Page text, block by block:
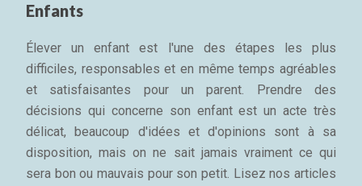
Enfants
Élever un enfant est l'une des étapes les plus
difficiles, responsables et en même temps agréables
et satisfaisantes pour un parent. Prendre des
décisions qui concerne son enfant est un acte très
délicat, beaucoup d'idées et d'opinions sont à sa
disposition, mais on ne sait jamais vraiment ce qui
sera bon ou mauvais pour son petit. Lisez nos articles